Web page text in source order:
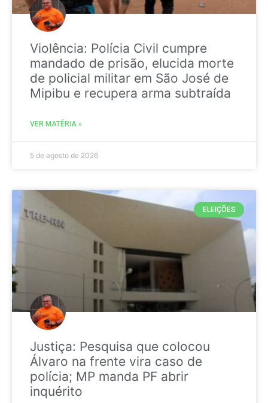
Violência: Polícia Civil cumpre
mandado de prisão, elucida morte
de policial militar em São José de
Mipibu e recupera arma subtraída
VER MATÉRIA »
5 de agosto de 2026
ELEIÇÕES
Justiça: Pesquisa que colocou
Álvaro na frente vira caso de
polícia; MP manda PF abrir
inquérito